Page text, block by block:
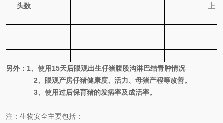
头数
上
另外： 1、使用15天后眼观出生仔猪腹股沟淋巴结青肿情况
2、眼观产房仔猪健康度、活力、母猪产程等改善。
3、使用过后保育猪的发病率及成活率。
注：生物安全主要包括：